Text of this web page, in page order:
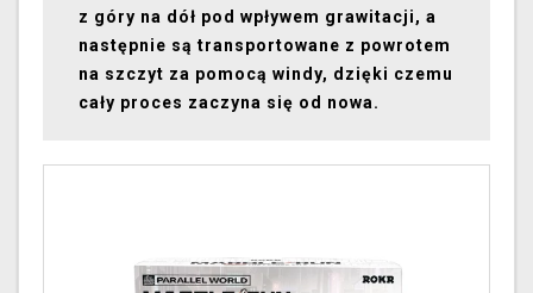
z góry na dół pod wpływem grawitacji, a
następnie są transportowane z powrotem
na szczyt za pomocą windy, dzięki czemu
cały proces zaczyna się od nowa.